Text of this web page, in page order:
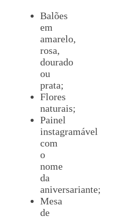
Balões
em
amarelo,
rosa,
dourado
ou
prata;
Flores
naturais;
Painel
instagramável
com
o
nome
da
aniversariante;
Mesa
de